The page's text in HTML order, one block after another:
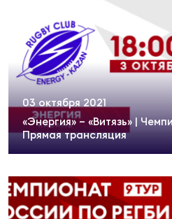
«Энергия» – «Витязь» |
Прямая трансляция
03 октября 2021